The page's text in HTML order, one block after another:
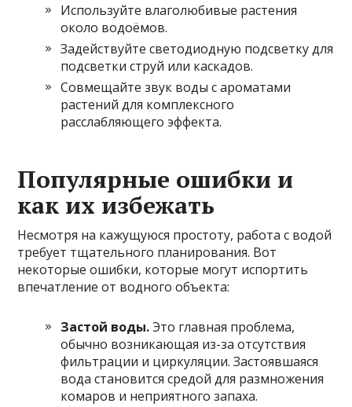
Используйте влаголюбивые растения
около водоёмов.
Задействуйте светодиодную подсветку для
подсветки струй или каскадов.
Совмещайте звук воды с ароматами
растений для комплексного
расслабляющего эффекта.
Популярные ошибки и
как их избежать
Несмотря на кажущуюся простоту, работа с водой
требует тщательного планирования. Вот
некоторые ошибки, которые могут испортить
впечатление от водного объекта:
Застой воды.Это главная проблема,
обычно возникающая из-за отсутствия
фильтрации и циркуляции. Застоявшаяся
вода становится средой для размножения
комаров и неприятного запаха.